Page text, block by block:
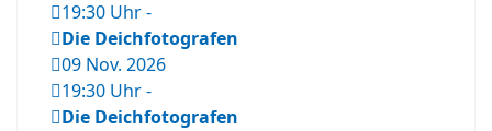
19:30 Uhr-
Die Deichfotografen
09 Nov. 2026
19:30 Uhr-
Die Deichfotografen